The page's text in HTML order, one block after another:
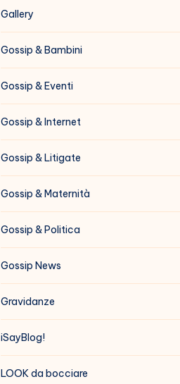
Gallery
Gossip & Bambini
Gossip & Eventi
Gossip & Internet
Gossip & Litigate
Gossip & Maternità
Gossip & Politica
Gossip News
Gravidanze
iSayBlog!
LOOK da bocciare